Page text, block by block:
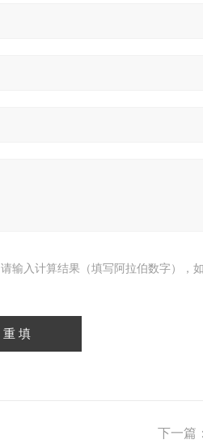
请输入计算结果（填写阿拉伯数字），
下一篇：